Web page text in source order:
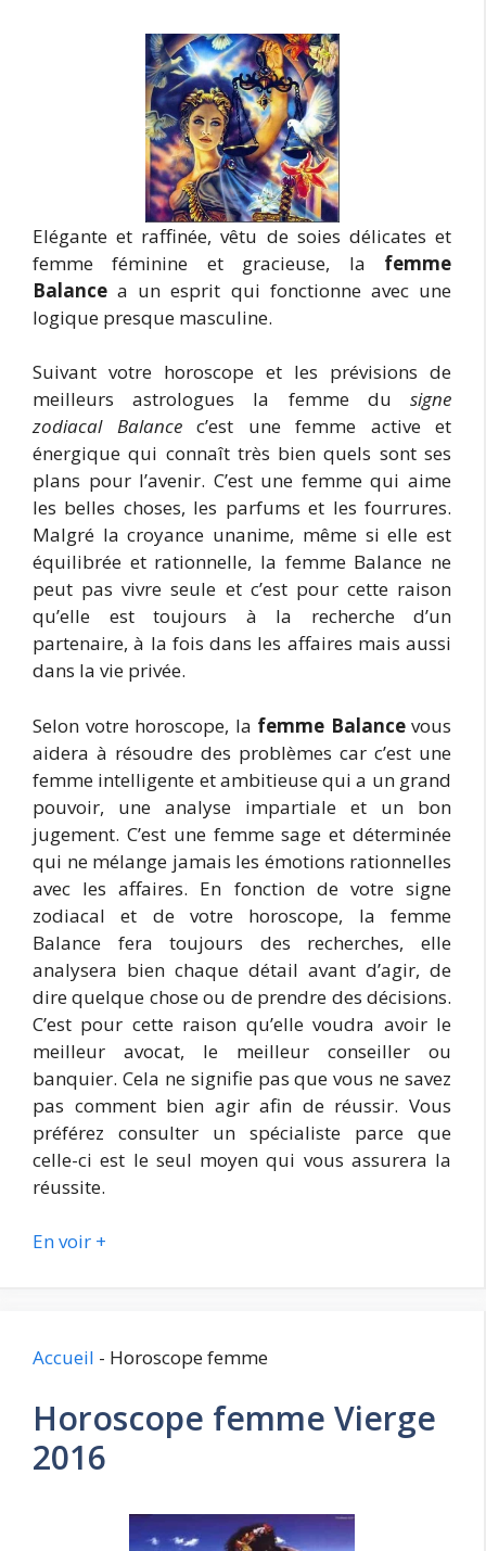
Elégante et raffinée, vêtu de soies délicates et
femme féminine et gracieuse, la femme
Balance a un esprit qui fonctionne avec une
logique presque masculine.
Suivant votre horoscope et les prévisions de
meilleurs astrologues la femme du signe
zodiacal Balancec’est une femme active et
énergique qui connaît très bien quels sont ses
plans pour l’avenir. C’est une femme qui aime
les belles choses, les parfums et les fourrures.
Malgré la croyance unanime, même si elle est
équilibrée et rationnelle, la femme Balance ne
peut pas vivre seule et c’est pour cette raison
qu’elle est toujours à la recherche d’un
partenaire, à la fois dans les affaires mais aussi
dans la vie privée.
Selon votre horoscope, la femme Balancevous
aidera à résoudre des problèmes car c’est une
femme intelligente et ambitieuse qui a un grand
pouvoir, une analyse impartiale et un bon
jugement. C’est une femme sage et déterminée
qui ne mélange jamais les émotions rationnelles
avec les affaires. En fonction de votre signe
zodiacal et de votre horoscope, la femme
Balance fera toujours des recherches, elle
analysera bien chaque détail avant d’agir, de
dire quelque chose ou de prendre des décisions.
C’est pour cette raison qu’elle voudra avoir le
meilleur avocat, le meilleur conseiller ou
banquier. Cela ne signifie pas que vous ne savez
pas comment bien agir afin de réussir. Vous
préférez consulter un spécialiste parce que
celle-ci est le seul moyen qui vous assurera la
réussite.
En voir +
Accueil - Horoscope femme
Horoscope femme Vierge
2016